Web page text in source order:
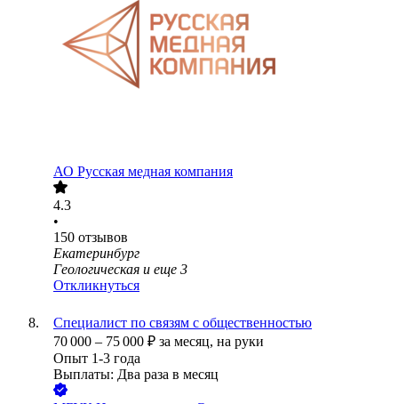
АО Русская медная компания
4.3
•
150 отзывов
Екатеринбург
Геологическая и еще 3
Откликнуться
Специалист по связям с общественностью
70 000 – 75 000 ₽ за месяц, на руки
Опыт 1-3 года
Выплаты: Два раза в месяц